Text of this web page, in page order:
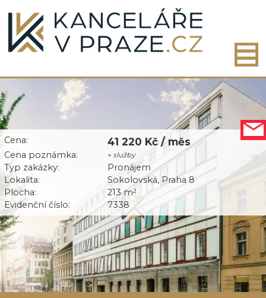
Cena: 41 220 Kč / měs
Cena poznámka: + služby
Typ zakázky:
Pronájem
Lokalita:
Sokolovská, Praha 8
Plocha:
213 m2
Evidenční číslo: 7338